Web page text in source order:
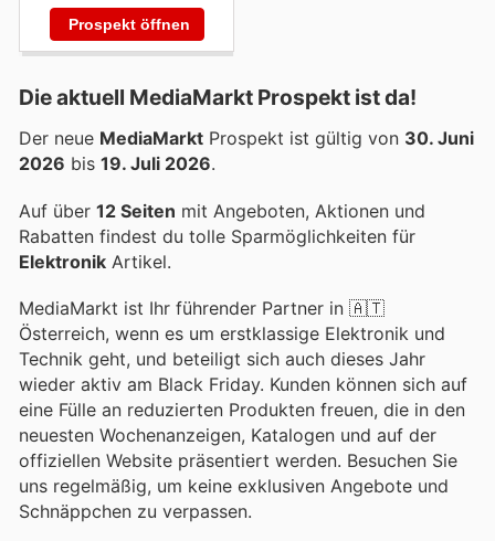
Prospekt öffnen
Die aktuell MediaMarkt Prospekt ist da!
Der neue MediaMarkt Prospekt ist gültig von 30. Juni
2026 bis 19. Juli 2026.
Auf über 12 Seiten mit Angeboten, Aktionen und
Rabatten findest du tolle Sparmöglichkeiten für
Elektronik Artikel.
MediaMarkt ist Ihr führender Partner in 🇦🇹
Österreich, wenn es um erstklassige Elektronik und
Technik geht, und beteiligt sich auch dieses Jahr
wieder aktiv am Black Friday. Kunden können sich auf
eine Fülle an reduzierten Produkten freuen, die in den
neuesten Wochenanzeigen, Katalogen und auf der
offiziellen Website präsentiert werden. Besuchen Sie
uns regelmäßig, um keine exklusiven Angebote und
Schnäppchen zu verpassen.